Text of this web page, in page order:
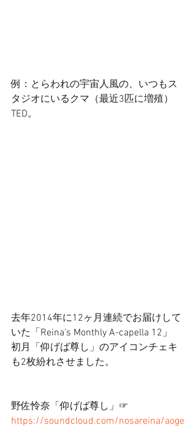
例：とらわれの宇宙人風の、いつもス
タジオにいるクマ（最近3匹に増殖）
TED。
去年2014年に12ヶ月連続でお届けして
いた「Reina's Monthly A-capella 12」
初月「仰げば尊し」のアイコンチェキ
も2枚紛れさせました。
野佐怜奈「仰げば尊し」☞
https://soundcloud.com/nosareina/aoge